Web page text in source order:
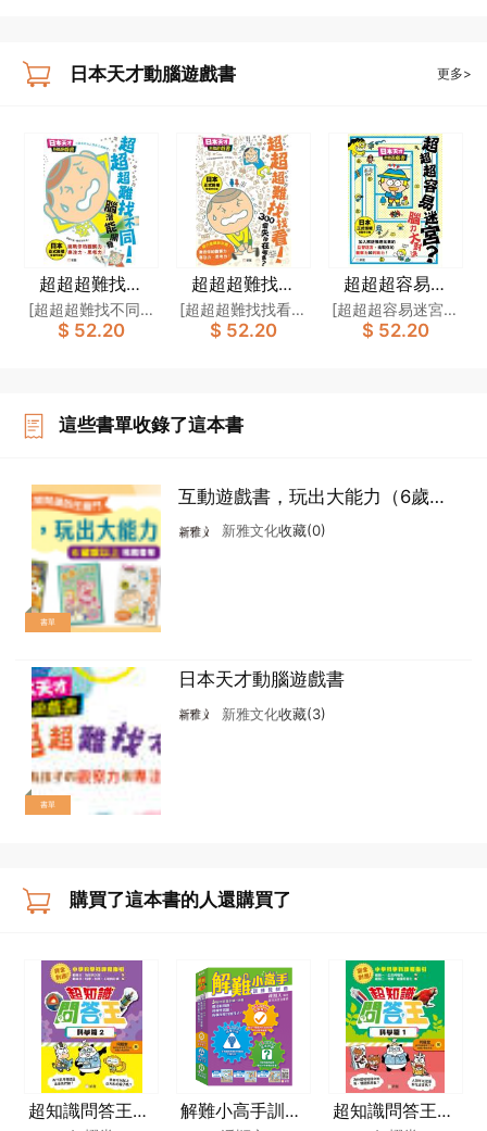
[超超超難找找看！
裏？]製作委員會
日本天才動腦遊戲書 更多>
超超超難找不
同！腦潛能開發
[日本天才動腦遊
[超超超難找不同！
腦潛能開發]製作委
$ 52.20
超超超難找找
看！300個失物
在哪裏？[日本天
[超超超難找找看！
300個失物在哪
$ 52.20
超超超容易迷
宮？腦力大對決
[日本天才動腦遊
[超超超容易迷宮？
腦力大對決]製作委
$ 52.20
這些書單收錄了這本書
書單
互動遊戲書，玩出大能力（6歲或
以上）新雅文化收藏(0)
書單
日本天才動腦遊戲書
新雅文化收藏(3)
購買了這本書的人還購買了
超知識問答王：
解難小高手訓練
超知識問答王：